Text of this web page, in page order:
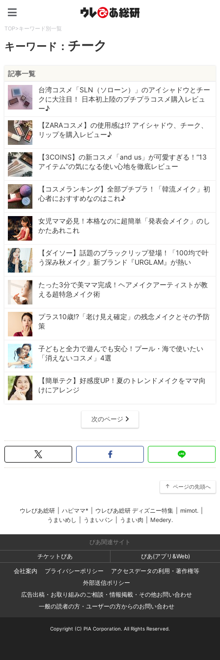
TOP>キーワード別一覧
キーワード： チーク
記事一覧
台湾コスメ「SLN（ソローン）」のアイシャドウとチー
クに大注目！ 日本初上陸のプチプラコスメ購入レビュ
ー♪
【ZARAコスメ】の使用感は!? アイシャドウ、チーク、
リップを購入レビュー♪
【3COINS】の新コスメ「and us」が可愛すぎる！“13
アイテム”の気になる使い心地を徹底レビュー
【コスメランキング】全部プチプラ！「韓流メイク」初
心者におすすめなのはこれ♪
女児ママ必見！本格なのに超簡単「発表会メイク」のし
かたあれこれ
【ダイソー】話題のブラックリップ登場！「100均で叶
う深み秋メイク」新ブランド『URGLAM』が熱い
たった3分で美ママ完成！ヘアメイクアーティストが教
える超特急メイク術
プラス10歳⁉「老け見え確定」の残念メイクとその予防
策
子どもと全力で遊んでも安心！プール・海で使いたい
「消えないコスメ」4選
【簡単テク】好感度UP！夏のトレンドメイクをママ向
けにアレンジ
次のページ
ページの先頭へ
ウレぴあ総研 ハピママ* ウレぴあ総研 ディズニー特集 mimot.
うまいめし
うまいパン うまい肉 Medery.
ぴあ関連サイト
チケットぴあ
ぴあ(アプリ&Web)
会社案内
プライバシーポリシー
アクセスデータの利用・著作権等
外部送信ポリシー
広告出稿・お取り組みのご相談・情報掲載・その他お問い合わせ
一般の読者の方・ユーザーの方からのお問い合わせ
Copyright (C) PIA Corporation. All Rights Reserved.